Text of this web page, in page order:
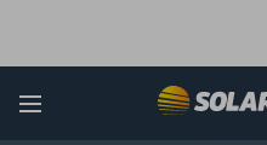
Menu